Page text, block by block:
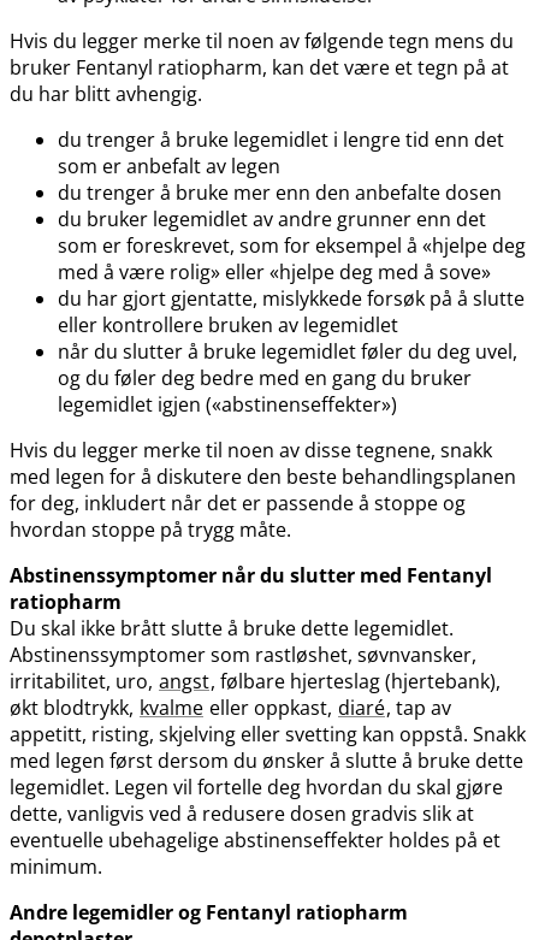
Hvis du legger merke til noen av følgende tegn mens du
bruker Fentanyl ratiopharm, kan det være et tegn på at
du har blitt avhengig.
du trenger å bruke legemidlet i lengre tid enn det
som er anbefalt av legen
du trenger å bruke mer enn den anbefalte dosen
du bruker legemidlet av andre grunner enn det
som er foreskrevet, som for eksempel å «hjelpe deg
med å være rolig» eller «hjelpe deg med å sove»
du har gjort gjentatte, mislykkede forsøk på å slutte
eller kontrollere bruken av legemidlet
når du slutter å bruke legemidlet føler du deg uvel,
og du føler deg bedre med en gang du bruker
legemidlet igjen («abstinenseffekter»)
Hvis du legger merke til noen av disse tegnene, snakk
med legen for å diskutere den beste behandlingsplanen
for deg, inkludert når det er passende å stoppe og
hvordan stoppe på trygg måte.
Abstinenssymptomer når du slutter med Fentanyl
ratiopharm
Du skal ikke brått slutte å bruke dette legemidlet.
Abstinenssymptomer som rastløshet, søvnvansker,
irritabilitet, uro, angst, følbare hjerteslag (hjertebank),
økt blodtrykk, kvalme eller oppkast, diaré, tap av
appetitt, risting, skjelving eller svetting kan oppstå. Snakk
med legen først dersom du ønsker å slutte å bruke dette
legemidlet. Legen vil fortelle deg hvordan du skal gjøre
dette, vanligvis ved å redusere dosen gradvis slik at
eventuelle ubehagelige abstinenseffekter holdes på et
minimum.
Andre legemidler og Fentanyl ratiopharm